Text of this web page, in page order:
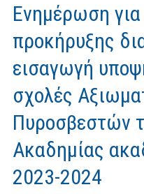
Ενημέρωση
προκήρυξης
εισαγωγή
σχολές
Πυροσβεστών
Ακαδημίας
2023-2024